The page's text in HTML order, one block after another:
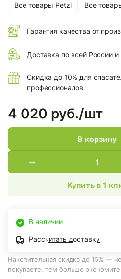
Все товары Petzl Все
Гарантия качества от
Доставка по всей России
Скидка до 10% для
профессионалов
4 020 руб./шт
В корзину
Купить в 1
В наличии
Рассчитать доставку
Накопительная скидка до 15% —
покупаете, тем больше экономите!